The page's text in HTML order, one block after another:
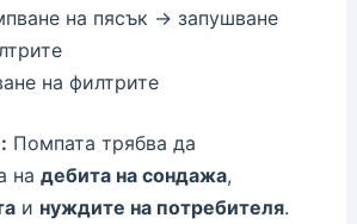
на пясък → запушване
на филтрите
Помпата трябва да
на дебита на сондажа,
и нуждите на потребителя.